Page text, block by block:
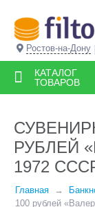
Ростов-на-Дону
КАТАЛОГ
ТОВАРОВ
РУБЛЕЙ
1972
Главная
100 рублей